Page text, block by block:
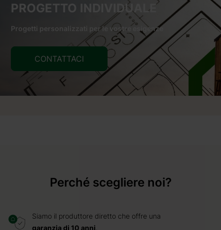
PROGETTO INDIVIDUALE
Progetti personalizzati per le vostre esigenze
CONTATTACI
Perché scegliere noi?
Siamo il produttore diretto che offre una
garanzia di 10 anni